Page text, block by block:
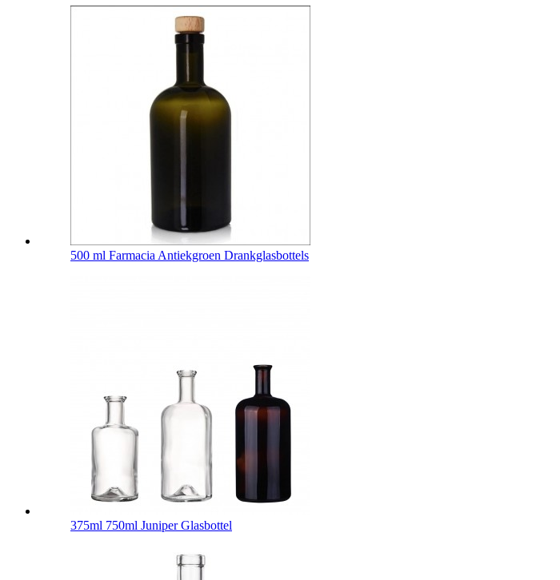
500 ml Farmacia Antiekgroen Drankglasbottels
375ml 750ml Juniper Glasbottel